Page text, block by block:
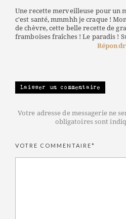
Une recette merveilleuse pour un
c'est santé, mmmhh je craque !
de chèvre, cette belle recette de
framboises fraîches ! Le paradis !
Laisser un commentaire
Votre adresse de messagerie ne
obligatoires sont
VOTRE COMMENTAIRE*